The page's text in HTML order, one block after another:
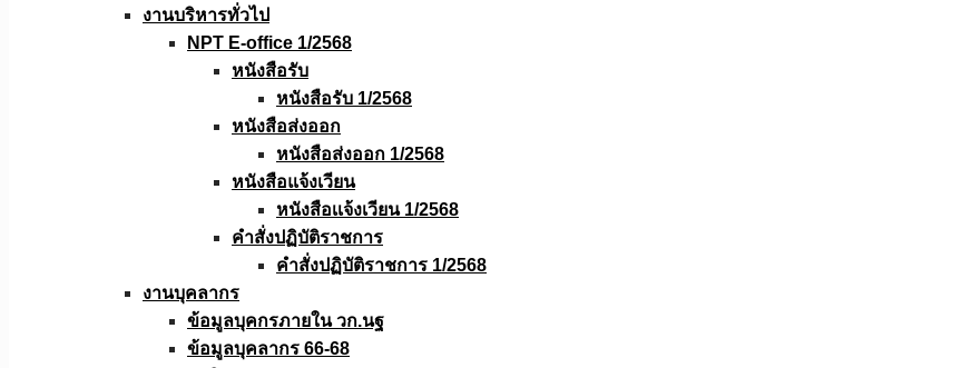
งานบริหารทั่วไป
NPT E-office 1/2568
หนังสือรับ
หนังสือรับ 1/2568
หนังสือส่งออก
หนังสือส่งออก 1/2568
หนังสือแจ้งเวียน
หนังสือเเจ้งเวียน 1/2568
คำสั่งปฏิบัติราชการ
คำสั่งปฏิบัติราชการ 1/2568
งานบุคลากร
ข้อมูลบุคกรภายใน วก.นฐ
ข้อมูลบุคลากร 66-68